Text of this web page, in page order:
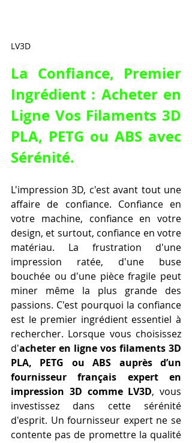
LV3D
La Confiance, Premier
Ingrédient : Acheter en
Ligne Vos Filaments 3D
PLA, PETG ou ABS avec
Sérénité.
L'impression 3D, c'est avant tout une
affaire de confiance. Confiance en
votre machine, confiance en votre
design, et surtout, confiance en votre
matériau. La frustration d'une
impression ratée, d'une buse
bouchée ou d'une pièce fragile peut
miner même la plus grande des
passions. C'est pourquoi la confiance
est le premier ingrédient essentiel à
rechercher. Lorsque vous choisissez
d'acheter en ligne vos filaments 3D
PLA, PETG ou ABS auprès d’un
fournisseur français expert en
impression 3D comme LV3D, vous
investissez dans cette sérénité
d'esprit. Un fournisseur expert ne se
contente pas de promettre la qualité